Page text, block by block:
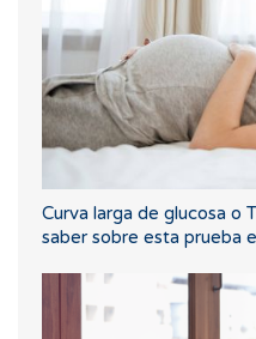
Curva larga de glucosa o
saber sobre esta prueba